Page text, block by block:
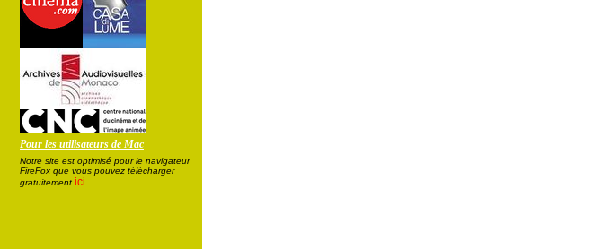
Pour les utilisateurs de Mac
Notre site est optimisé pour le navigateur
FireFox que vous pouvez télécharger
gratuitement ici